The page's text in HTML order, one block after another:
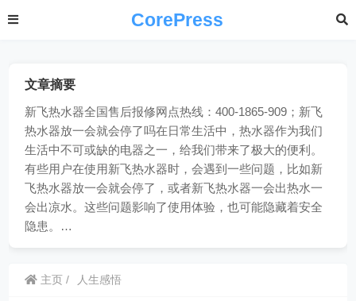
CorePress
文章摘要
新飞热水器全国售后报修网点热线：400-1865-909；新飞
热水器放一会就会停了吗在日常生活中，热水器作为我们
生活中不可或缺的电器之一，给我们带来了极大的便利。
有些用户在使用新飞热水器时，会遇到一些问题，比如新
飞热水器放一会就会停了，或者新飞热水器一会出热水一
会出凉水。这些问题影响了使用体验，也可能隐藏着安全
隐患。…
主页 人生感悟